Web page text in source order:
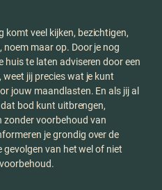
komt veel kijken, bezichtigen,
noem maar op. Door je nog
huis te laten adviseren door een
jij precies wat je kunt
jouw maandlasten. En als jij al
bod kunt uitbrengen,
zonder voorbehoud van
je grondig over de
gevolgen van het wel of niet